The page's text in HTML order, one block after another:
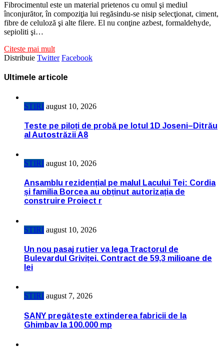
Fibrocimentul este un material prietenos cu omul şi mediul
înconjurător, în compoziţia lui regăsindu-se nisip selecţionat, ciment,
fibre de celuloză şi alte filere. El nu conţine azbest, formaldehyde,
sepioliti şi…
Citeste mai mult
Distribuie Twitter Facebook
Ultimele articole
STIRI august 10, 2026
Teste pe piloți de probă pe lotul 1D Joseni–Ditrău
al Autostrăzii A8
STIRI august 10, 2026
Ansamblu rezidențial pe malul Lacului Tei: Cordia
și familia Borcea au obținut autorizația de
construire Proiect r
STIRI august 10, 2026
Un nou pasaj rutier va lega Tractorul de
Bulevardul Griviței. Contract de 59,3 milioane de
lei
STIRI august 7, 2026
SANY pregătește extinderea fabricii de la
Ghimbav la 100.000 mp